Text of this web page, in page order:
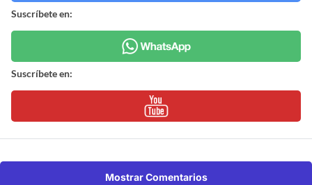
Suscríbete en:
Suscríbete en:
Mostrar Comentarios